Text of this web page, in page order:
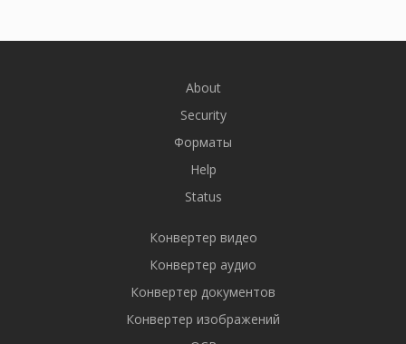
About
Security
Форматы
Help
Status
Конвертер видео
Конвертер аудио
Конвертер документов
Конвертер изображений